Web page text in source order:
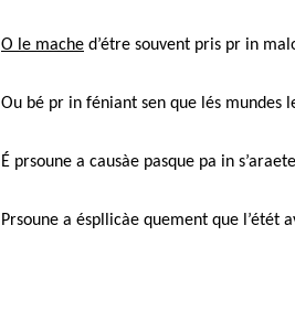
O le mache d’étre souvent pris pr in
Ou bé pr in féniant sen que lés mundes
É prsoune a causàe pasque pa in
Prsoune a éspllicàe quement que l’étét